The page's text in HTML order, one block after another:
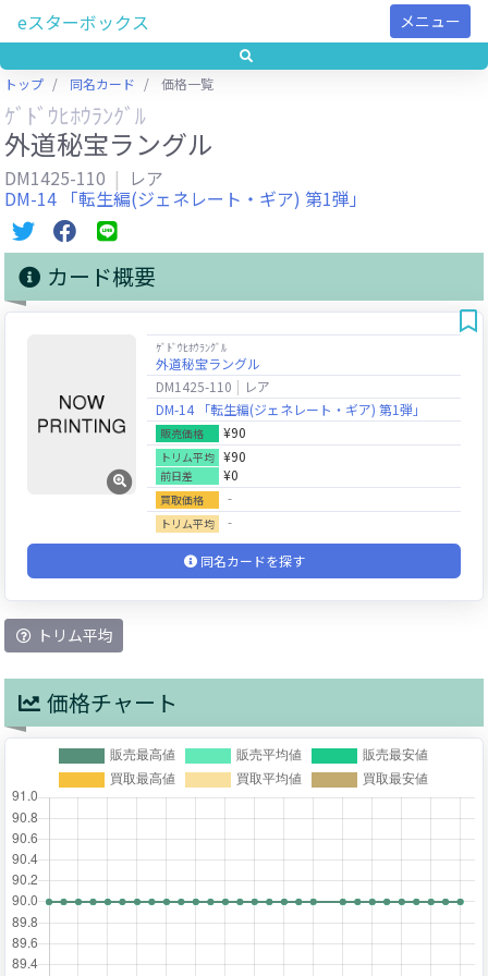
eスターボックス メニュー
トップ 同名カード 価格一覧
ｹﾞﾄﾞｳﾋﾎｳﾗﾝｸﾞﾙ
外道秘宝ラングル
DM1425-110 レア
DM-14 「転生編(ジェネレート・ギア) 第1弾」
カード概要
ｹﾞﾄﾞｳﾋﾎｳﾗﾝｸﾞﾙ
外道秘宝ラングル
DM1425-110
レア
DM-14 「転生編(ジェネレート・ギア) 第1弾」
販売価格 ¥90
トリム平均 ¥90
前日差 ¥0
買取価格 ‐
トリム平均 ‐
同名カードを探す
トリム平均
価格チャート